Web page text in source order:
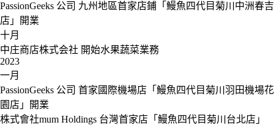
PassionGeeks 公司 九州地區首家店鋪「鰻魚四代目菊川中洲春吉
店」開業
十月
中庄商店株式会社 開始水果蔬菜業務
2023
一月
PassionGeeks 公司 首家國際機場店「鰻魚四代目菊川羽田機場花
園店」開業
株式會社mum Holdings 台灣首家店「鰻魚四代目菊川台北店」